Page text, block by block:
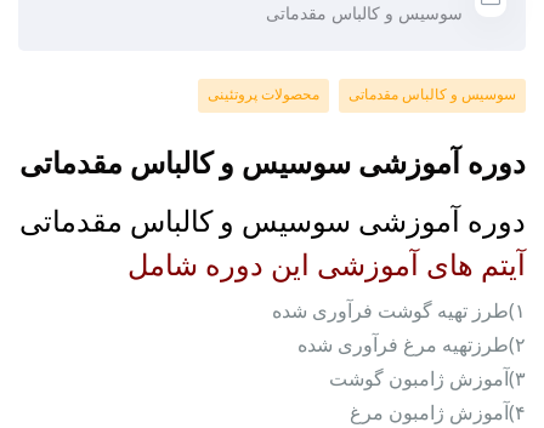
سوسیس و کالباس مقدماتی
سوسیس و کالباس مقدماتی محصولات پروتئینی
دوره آموزشی سوسیس و کالباس مقدماتی
دوره آموزشی سوسیس و کالباس مقدماتی
آیتم های آموزشی این دوره شامل
۱)طرز تهیه گوشت فرآوری شده
۲)طرزتهیه مرغ فرآوری شده
۳)آموزش ژامبون گوشت
۴)آموزش ژامبون مرغ